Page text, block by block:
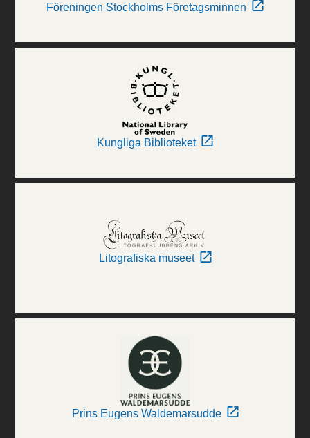
Föreningen Stockholms Företagsminnen
Kungliga Biblioteket
Litografiska museet
Prins Eugens Waldemarsudde